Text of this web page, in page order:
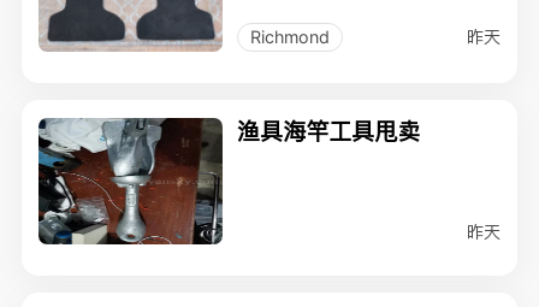
Richmond 昨天
渔具海竿工具甩卖
昨天